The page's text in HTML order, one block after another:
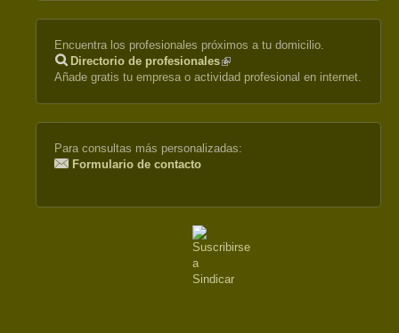
Encuentra los profesionales próximos a tu domicilio.
Directorio de profesionales(link
is
Añade gratis tu empresa o actividad profesional en internet.
Para consultas más personalizadas:
Formulario de contacto